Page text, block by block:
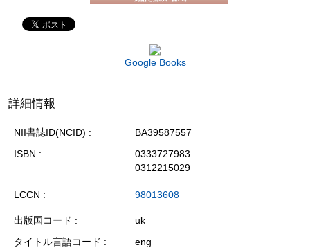
Google Books
詳細情報
NII書誌ID(NCID)
BA39587557
ISBN
0333727983
0312215029
LCCN 98013608
出版国コード
uk
タイトル言語コード
eng